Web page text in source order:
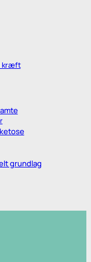
kræft
grundlag